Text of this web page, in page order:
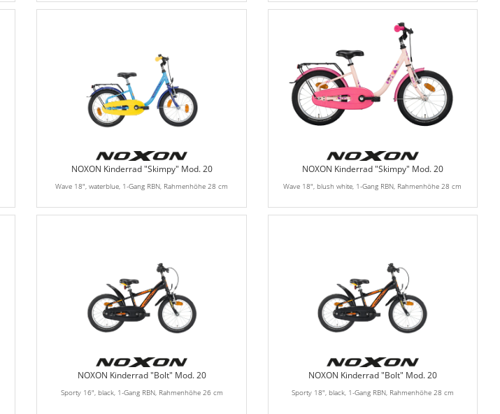
NOXON Kinderrad "Skimpy" Mod. 20
Wave 18", waterblue, 1-Gang RBN, Rahmenhöhe 28 cm
NOXON Kinderrad "Skimpy" Mod. 20
Wave 18", blush white, 1-Gang RBN, Rahmenhöhe 28 cm
NOXON Kinderrad "Bolt" Mod. 20
Sporty 16", black, 1-Gang RBN, Rahmenhöhe 26 cm
NOXON Kinderrad "Bolt" Mod. 20
Sporty 18", black, 1-Gang RBN, Rahmenhöhe 28 cm